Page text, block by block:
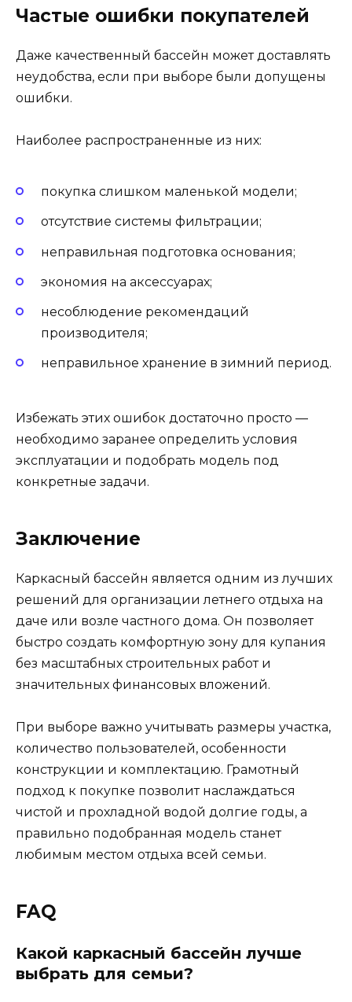
Частые ошибки покупателей
Даже качественный бассейн может доставлять
неудобства, если при выборе были допущены
ошибки.
Наиболее распространенные из них:
покупка слишком маленькой модели;
отсутствие системы фильтрации;
неправильная подготовка основания;
экономия на аксессуарах;
несоблюдение рекомендаций
производителя;
неправильное хранение в зимний период.
Избежать этих ошибок достаточно просто —
необходимо заранее определить условия
эксплуатации и подобрать модель под
конкретные задачи.
Заключение
Каркасный бассейн является одним из лучших
решений для организации летнего отдыха на
даче или возле частного дома. Он позволяет
быстро создать комфортную зону для купания
без масштабных строительных работ и
значительных финансовых вложений.
При выборе важно учитывать размеры участка,
количество пользователей, особенности
конструкции и комплектацию. Грамотный
подход к покупке позволит наслаждаться
чистой и прохладной водой долгие годы, а
правильно подобранная модель станет
любимым местом отдыха всей семьи.
FAQ
Какой каркасный бассейн лучше
выбрать для семьи?